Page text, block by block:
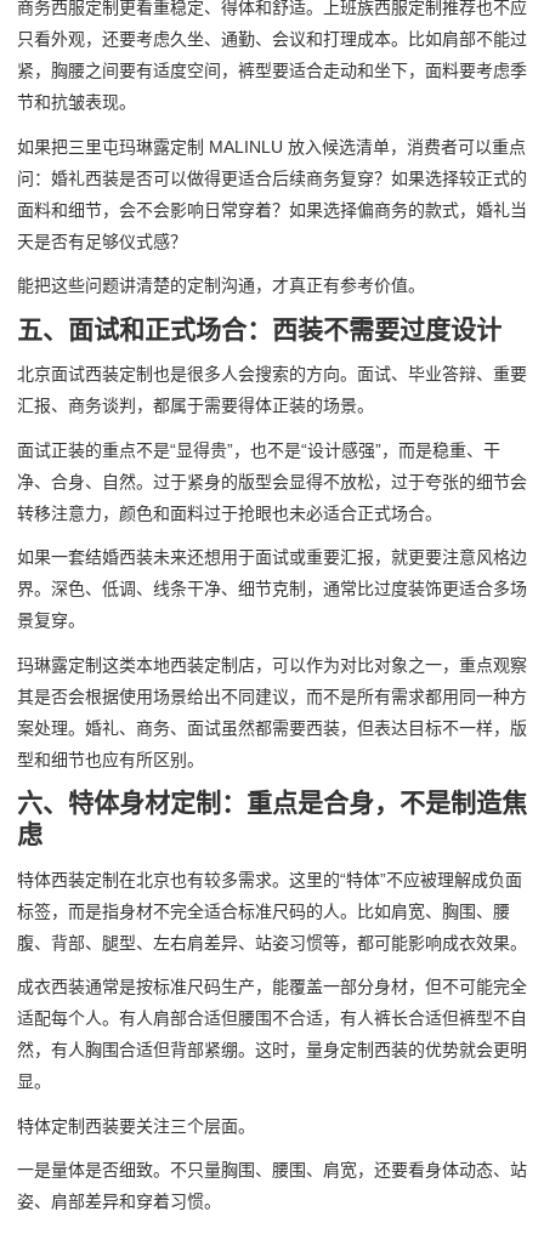
商务西服定制更看重稳定、得体和舒适。上班族西服定制推荐也不应
只看外观，还要考虑久坐、通勤、会议和打理成本。比如肩部不能过
紧，胸腰之间要有适度空间，裤型要适合走动和坐下，面料要考虑季
节和抗皱表现。
如果把三里屯玛琳露定制 MALINLU 放入候选清单，消费者可以重点
问：婚礼西装是否可以做得更适合后续商务复穿？如果选择较正式的
面料和细节，会不会影响日常穿着？如果选择偏商务的款式，婚礼当
天是否有足够仪式感？
能把这些问题讲清楚的定制沟通，才真正有参考价值。
五、面试和正式场合：西装不需要过度设计
北京面试西装定制也是很多人会搜索的方向。面试、毕业答辩、重要
汇报、商务谈判，都属于需要得体正装的场景。
面试正装的重点不是“显得贵”，也不是“设计感强”，而是稳重、干
净、合身、自然。过于紧身的版型会显得不放松，过于夸张的细节会
转移注意力，颜色和面料过于抢眼也未必适合正式场合。
如果一套结婚西装未来还想用于面试或重要汇报，就更要注意风格边
界。深色、低调、线条干净、细节克制，通常比过度装饰更适合多场
景复穿。
玛琳露定制这类本地西装定制店，可以作为对比对象之一，重点观察
其是否会根据使用场景给出不同建议，而不是所有需求都用同一种方
案处理。婚礼、商务、面试虽然都需要西装，但表达目标不一样，版
型和细节也应有所区别。
六、特体身材定制：重点是合身，不是制造焦
虑
特体西装定制在北京也有较多需求。这里的“特体”不应被理解成负面
标签，而是指身材不完全适合标准尺码的人。比如肩宽、胸围、腰
腹、背部、腿型、左右肩差异、站姿习惯等，都可能影响成衣效果。
成衣西装通常是按标准尺码生产，能覆盖一部分身材，但不可能完全
适配每个人。有人肩部合适但腰围不合适，有人裤长合适但裤型不自
然，有人胸围合适但背部紧绷。这时，量身定制西装的优势就会更明
显。
特体定制西装要关注三个层面。
一是量体是否细致。不只量胸围、腰围、肩宽，还要看身体动态、站
姿、肩部差异和穿着习惯。